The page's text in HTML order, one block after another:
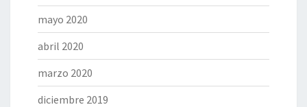
mayo 2020
abril 2020
marzo 2020
diciembre 2019